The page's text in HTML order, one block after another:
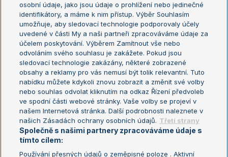
Žebříček WTA (ženy)
Sázkařský žebříček
French Open
Wimbledon
US Open
Turnaj mistrů
Turnaj mistryň
Aktualní trendy
Fotbalové přestupy
Livesport Daily
LS Prague Open
osobní údaje, jako jsou údaje o prohlížení nebo jedinečné
identifikátory, a máme k nim přístup. Výběr Souhlasím
umožňuje, aby sledovací technologie podporovaly účely
uvedené v části My a naši partneři zpracováváme údaje za
účelem poskytování. Výběrem Zamítnout vše nebo
odvoláním svého souhlasu je zakážete. Pokud jsou
sledovací technologie zakázány, některé zobrazené
obsahy a reklamy pro vás nemusí být tolik relevantní. Tuto
nabídku můžete kdykoli znovu zobrazit a změnit své volby
nebo souhlas odvolat kliknutím na odkaz Řízení předvoleb
ve spodní části webové stránky. Vaše volby se projeví v
našem Internetová stránka. Další podrobnosti naleznete v
našich Zásadách ochrany osobních údajů. Třetí strany
Společně s našimi partnery zpracováváme údaje s
tímto cílem:
Používání přesných údajů o zeměpisné poloze . Aktivní